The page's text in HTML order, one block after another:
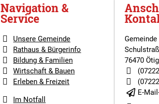
Navigation &
Service
Unsere Gemeinde
Rathaus & Bürgerinfo
Bildung & Familien
Wirtschaft & Bauen
Erleben & Freizeit
Im Notfall
76470
E-